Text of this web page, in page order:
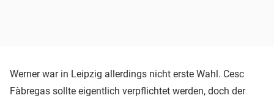
Werner war in Leipzig allerdings nicht erste Wahl. Cesc
Fàbregas sollte eigentlich verpflichtet werden, doch der